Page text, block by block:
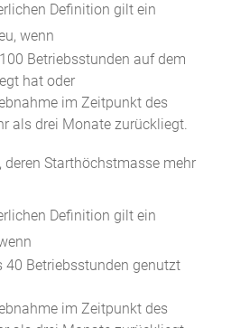
Definition gilt ein
wenn
Betriebsstunden auf dem
hat oder
im Zeitpunkt des
als drei Monate zurückliegt.
deren Starthöchstmasse mehr
Definition gilt ein
40 Betriebsstunden genutzt
im Zeitpunkt des